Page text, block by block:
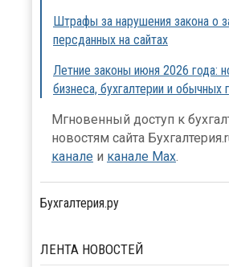
Штрафы за нарушения закона о
персданных на сайтах
Летние законы июня 2026 года:
бизнеса, бухгалтерии и обычных
Мгновенный доступ к
новостям сайта
канале и канале Max.
Бухгалтерия.ру
ЛЕНТА НОВОСТЕЙ